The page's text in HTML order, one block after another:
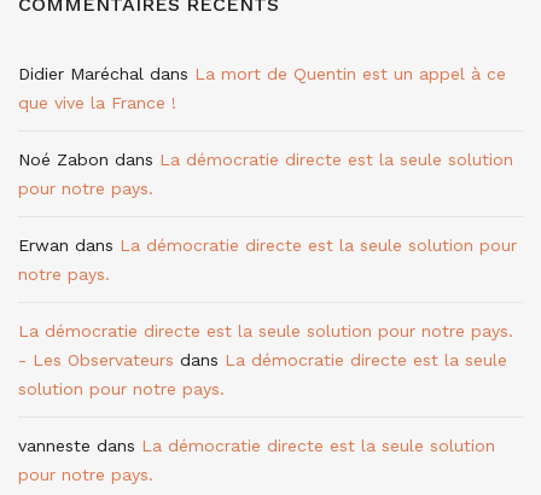
Didier Maréchal dans La mort de Quentin est un appel à ce
que vive la France !
Noé Zabon dans La démocratie directe est la seule solution
pour notre pays.
Erwan dans La démocratie directe est la seule solution pour
notre pays.
La démocratie directe est la seule solution pour notre pays.
- Les Observateurs dans La démocratie directe est la seule
solution pour notre pays.
vanneste dans La démocratie directe est la seule solution
pour notre pays.